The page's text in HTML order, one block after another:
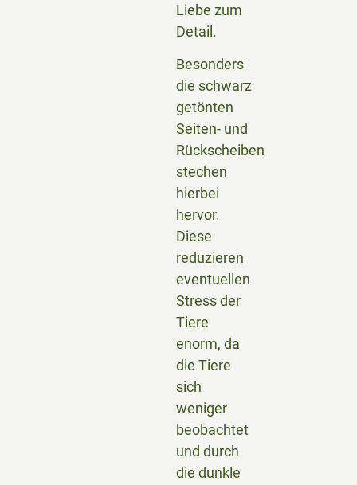
Liebe zum
Detail.
Besonders
die schwarz
getönten
Seiten- und
Rückscheiben
stechen
hierbei
hervor.
Diese
reduzieren
eventuellen
Stress der
Tiere
enorm, da
die Tiere
sich
weniger
beobachtet
und durch
die dunkle